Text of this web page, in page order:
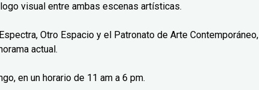
visual entre ambas escenas artísticas.
Otro Espacio y el Patronato de Arte Contemporáneo,
actual.
en un horario de 11 am a 6 pm.